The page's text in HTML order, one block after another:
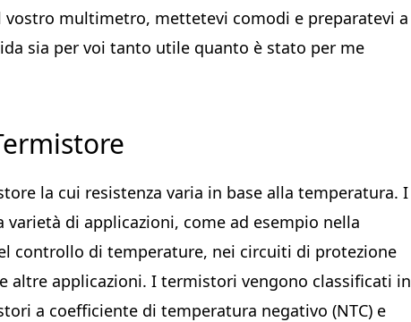
multimetro, mettetevi comodi e preparatevi a
sia per voi tanto utile quanto è stato per me
la cui resistenza varia in base alla temperatura. I
di applicazioni, come ad esempio nella
controllo di temperature, nei circuiti di protezione
altre applicazioni. I termistori vengono classificati in
a coefficiente di temperatura negativo (NTC) e